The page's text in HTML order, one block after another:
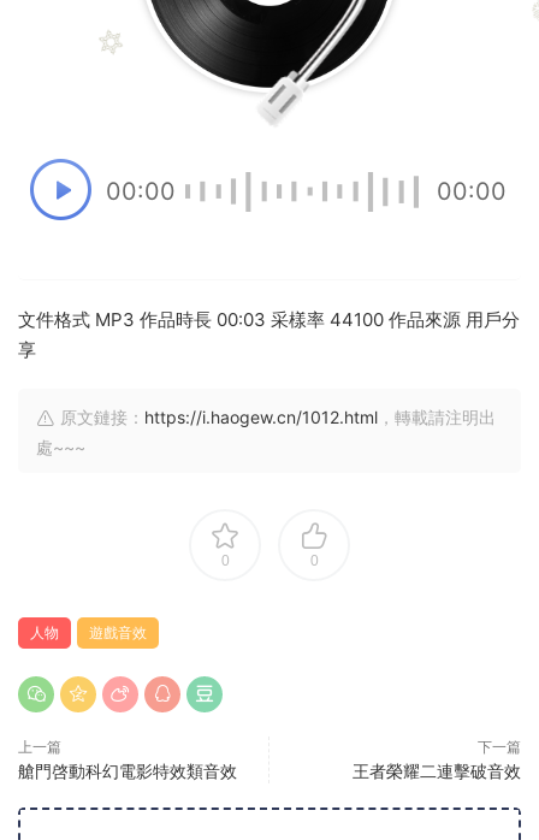
00:00 00:00
文件格式 MP3 作品時長 00:03 采樣率 44100 作品來源 用戶分
享
原文鏈接： https://i.haogew.cn/1012.html ，轉載請注明出
處~~~
0 0
人物 遊戲音效
上一篇
艙門啓動科幻電影特效類音效
下一篇
王者榮耀二連擊破音效